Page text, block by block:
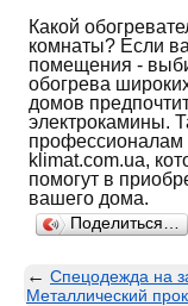
Какой
комнаты? Если
помещения -
обогрева
домов
электрокамины.
профессионалам
klimat.com.ua,
помогут в
вашего дома.
Поделиться…
← Спецодежда на
Металлический